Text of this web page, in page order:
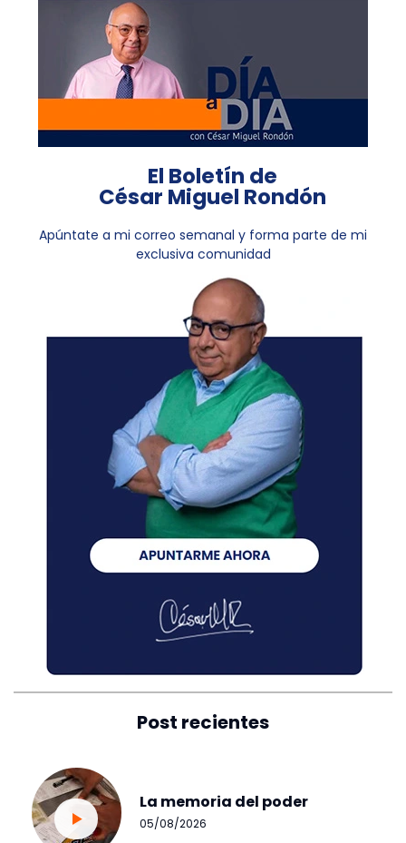
El Boletín de
César Miguel Rondón
Apúntate a mi correo semanal y forma parte de mi
exclusiva comunidad
Post recientes
La memoria del poder
05/08/2026